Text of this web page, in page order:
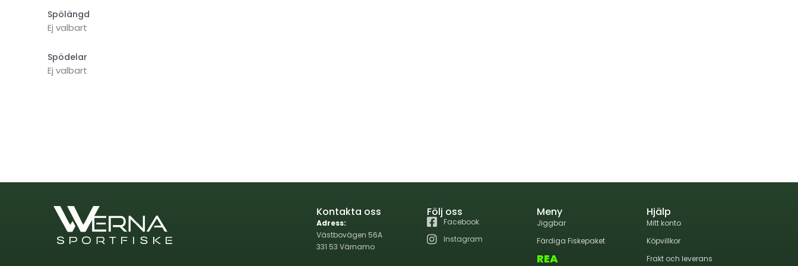
Spölängd
Ej valbart
Spödelar
Ej valbart
Kontakta oss
Adress:
Västbovägen 56A
331 53 Värnamo
Följ oss
Facebook
Instagram
Meny
Jiggbar
Färdiga Fiskepaket
REA
Hjälp
Mitt konto
Köpvillkor
Frakt och leverans